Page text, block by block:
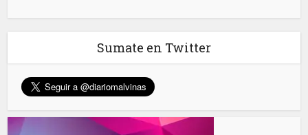
Sumate en Twitter